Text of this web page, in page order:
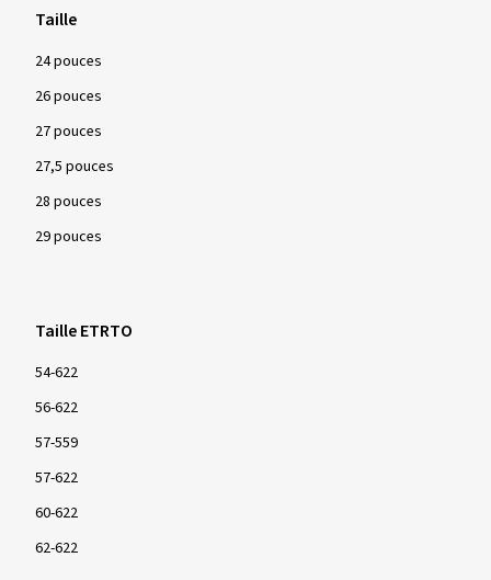
Taille
24 pouces
26 pouces
27 pouces
27,5 pouces
28 pouces
29 pouces
Taille ETRTO
54-622
56-622
57-559
57-622
60-622
62-622